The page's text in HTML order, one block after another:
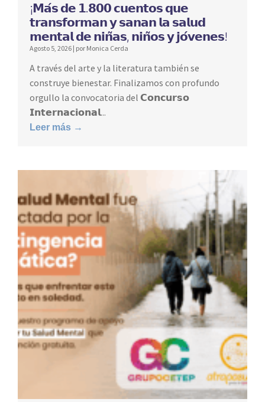
¡𝗠𝗮́𝘀 𝗱𝗲 𝟭.𝟴𝟬𝟬 𝗰𝘂𝗲𝗻𝘁𝗼𝘀 𝗾𝘂𝗲
𝘁𝗿𝗮𝗻𝘀𝗳𝗼𝗿𝗺𝗮𝗻 𝘆 𝘀𝗮𝗻𝗮𝗻 𝗹𝗮 𝘀𝗮𝗹𝘂𝗱
𝗺𝗲𝗻𝘁𝗮𝗹 𝗱𝗲 𝗻𝗶𝗻̃𝗮𝘀, 𝗻𝗶𝗻̃𝗼𝘀 𝘆 𝗷𝗼́𝘃𝗲𝗻𝗲𝘀!
Agosto 5, 2026 | por Monica Cerda
A través del arte y la literatura también se
construye bienestar. Finalizamos con profundo
orgullo la convocatoria del 𝗖𝗼𝗻𝗰𝘂𝗿𝘀𝗼
𝗜𝗻𝘁𝗲𝗿𝗻𝗮𝗰𝗶𝗼𝗻𝗮𝗹...
Leer más →